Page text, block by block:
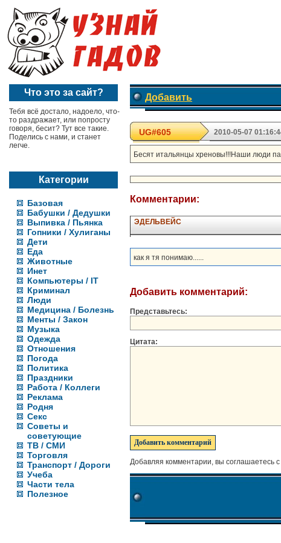
Что это за сайт?
Тебя всё достало, надоело, что-
то раздражает, или попросту
говоря, бесит? Тут все такие.
Поделись с нами, и станет
легче.
Категории
Базовая
Бабушки / Дедушки
Выпивка / Пьянка
Гопники / Хулиганы
Дети
Еда
Животные
Инет
Компьютеры / IT
Криминал
Люди
Медицина / Болезнь
Менты / Закон
Музыка
Одежда
Отношения
Погода
Политика
Праздники
Работа / Коллеги
Реклама
Родня
Секс
Советы и
советующие
ТВ / СМИ
Торговля
Транспорт / Дороги
Учеба
Части тела
Полезное
Добавить
UG#605 2010-05-07
Бесят итальянцы хреновы!!!Наши люди
Комментарии:
ЭДЕЛЬВЕЙС
как я тя понимаю......
Добавить комментарий:
Представьтесь:
Цитата:
Добавляя комментарии, вы соглашаетесь с